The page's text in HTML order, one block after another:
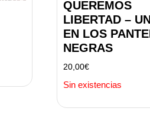
QUEREMOS
LIBERTAD –
EN LOS
NEGRAS
20,00€
Sin existencias